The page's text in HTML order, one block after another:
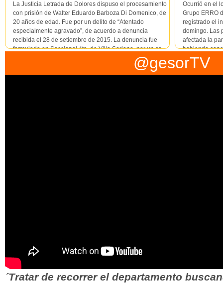
La Justicia Letrada de Dolores dispuso el procesamiento
con prisión de Walter Eduardo Barboza Di Domenico, de
20 años de edad. Fue por un delito de “Atentado
especialmente agravado”, de acuerdo a denuncia
recibida el 28 de setiembre de 2015. La denuncia fue
formulada en Seccional 4ta. de Villa Soriano, por un ca...
Ocurrió en el
Grupo ERRO
registrado el
domingo. Las
afectada la
habiendo
Mer...
@gesorTV
´Tratar de recorrer el departamento